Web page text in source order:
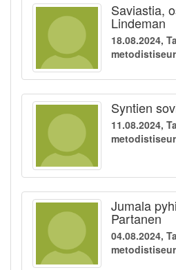
Saviastia,
Lindeman
18.08.2024,
Syntien
11.08.2024,
Jumala
Partanen
04.08.2024,